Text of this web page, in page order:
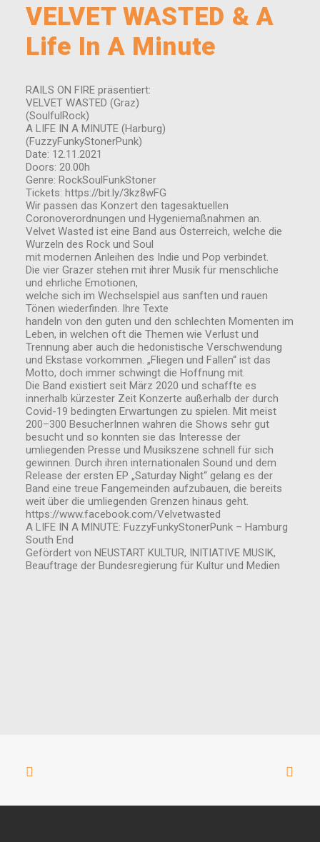
VELVET WASTED & A
Life In A Minute
RAILS ON FIRE präsentiert:
VELVET WASTED (Graz)
(SoulfulRock)
A LIFE IN A MINUTE (Harburg)
(FuzzyFunkyStonerPunk)
Date: 12.11.2021
Doors: 20.00h
Genre: RockSoulFunkStoner
Tickets: https://bit.ly/3kz8wFG
Wir passen das Konzert den tagesaktuellen
Coronoverordnungen und Hygeniemaßnahmen an.
Velvet Wasted ist eine Band aus Österreich, welche die
Wurzeln des Rock und Soul
mit modernen Anleihen des Indie und Pop verbindet.
Die vier Grazer stehen mit ihrer Musik für menschliche
und ehrliche Emotionen,
welche sich im Wechselspiel aus sanften und rauen
Tönen wiederfinden. Ihre Texte
handeln von den guten und den schlechten Momenten im
Leben, in welchen oft die Themen wie Verlust und
Trennung aber auch die hedonistische Verschwendung
und Ekstase vorkommen. „Fliegen und Fallen“ ist das
Motto, doch immer schwingt die Hoffnung mit.
Die Band existiert seit März 2020 und schaffte es
innerhalb kürzester Zeit Konzerte außerhalb der durch
Covid-19 bedingten Erwartungen zu spielen. Mit meist
200–300 BesucherInnen wahren die Shows sehr gut
besucht und so konnten sie das Interesse der
umliegenden Presse und Musikszene schnell für sich
gewinnen. Durch ihren internationalen Sound und dem
Release der ersten EP „Saturday Night“ gelang es der
Band eine treue Fangemeinden aufzubauen, die bereits
weit über die umliegenden Grenzen hinaus geht.
https://www.facebook.com/Velvetwasted
A LIFE IN A MINUTE: FuzzyFunkyStonerPunk – Hamburg
South End
Gefördert von NEUSTART KULTUR, INITIATIVE MUSIK,
Beauftrage der Bundesregierung für Kultur und Medien